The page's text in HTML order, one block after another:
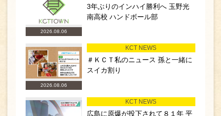
2026.08.06
3年ぶりのインハイ勝利へ 玉野光
南高校 ハンドボール部
2026.08.06
KCT NEWS
＃ＫＣＴ私のニュース 孫と一緒に
スイカ割り
KCT NEWS
広島に原爆が投下されて８１年 平